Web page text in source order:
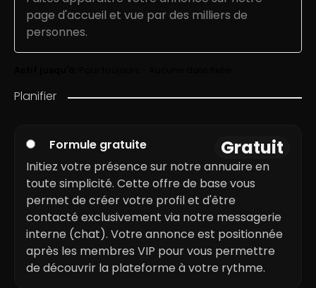
page d'accueil et vue par des milliers de
personnes.
Planifier
Formule gratuite Gratuit
Initiez votre présence sur notre annuaire en
toute simplicité. Cette offre de base vous
permet de créer votre profil et d'être
contacté exclusivement via notre messagerie
interne (chat). Votre annonce est positionnée
après les membres VIP pour vous permettre
de découvrir la plateforme à votre rythme.